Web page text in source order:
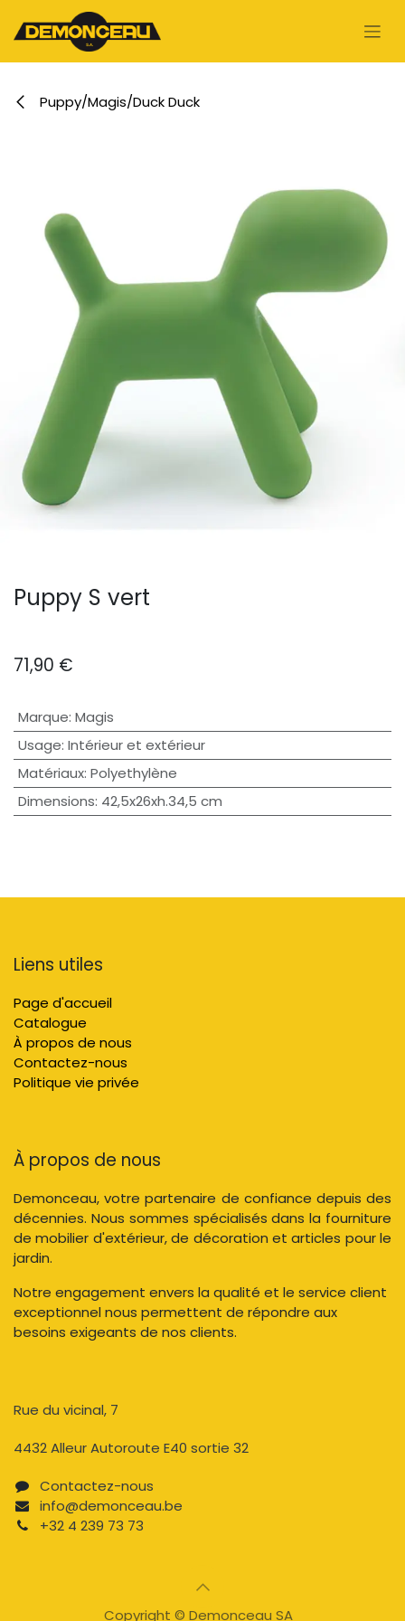
Se rendre au contenu
Puppy/Magis/Duck Duck
Puppy S vert
71,90 €
Marque: Magis
Usage: Intérieur et extérieur
Matériaux: Polyethylène
Dimensions: 42,5x26xh.34,5 cm
Liens utiles
Page d'accueil
Catalogue
À propos de nous
Contactez-nous
Politique vie privée
À propos de nous
Demonceau, votre partenaire de confiance depuis des
décennies. Nous sommes spécialisés dans la fourniture
de mobilier d'extérieur, de décoration et articles pour le
jardin.
Notre engagement envers la qualité et le service client
exceptionnel nous permettent de répondre aux
besoins exigeants de nos clients.
Rue du vicinal, 7​
4432 Alleur Autoroute E40 sortie 32
Contactez-nous​
info@demonceau.be
+32 4 239 73 73​​
Copyright © Demonceau SA